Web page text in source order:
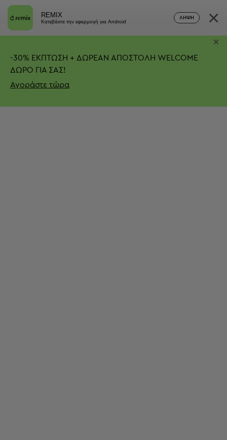
REMIX
Κατεβάστε την εφαρμογή για Android
ΛΉΨΗ ×
-30% ΕΚΠΤΩΣΗ + ΔΩΡΕΑΝ ΑΠΟΣΤΟΛΗ WELCOME
ΔΩΡΟ ΓΙΑ ΣΑΣ!
Αγοράστε τώρα
×